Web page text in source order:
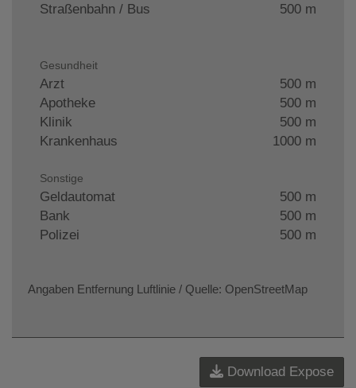
Straßenbahn / Bus
500 m
Gesundheit
Arzt
500 m
Apotheke
500 m
Klinik
500 m
Krankenhaus
1000 m
Sonstige
Geldautomat
500 m
Bank
500 m
Polizei
500 m
Angaben Entfernung Luftlinie / Quelle: OpenStreetMap
Download Expose